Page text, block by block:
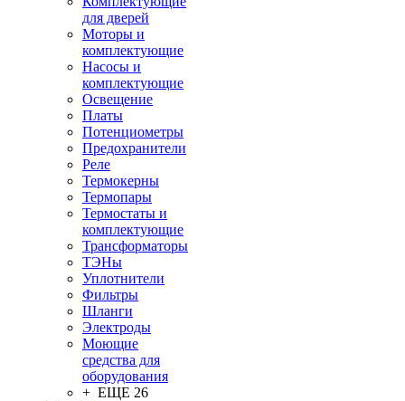
для дверей
Моторы и
комплектующие
Насосы и
комплектующие
Освещение
Платы
Потенциометры
Предохранители
Реле
Термокерны
Термопары
Термостаты и
комплектующие
Трансформаторы
ТЭНы
Уплотнители
Фильтры
Шланги
Электроды
Моющие
средства для
оборудования
+ ЕЩЕ 26